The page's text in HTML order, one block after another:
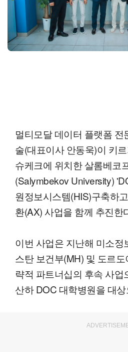
멀티모달 데이터 플랫폼 전
술(대표이사 안동욱)이 키
슈케크에 위치한 살롬베코
(Salymbekov University)
원정보시스템(HIS)구축하
환(AX) 사업을 함께 추진한
이번 사업은 지난해 미소
스탄 보건부(MH) 및 도르
략적 파트너십의 후속 사
산하 DOC 대학병원을 대